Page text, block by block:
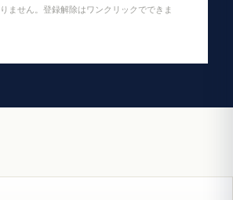
ません。登録解除はワンクリックでできま